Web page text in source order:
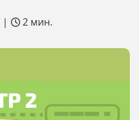
| 2 мин.